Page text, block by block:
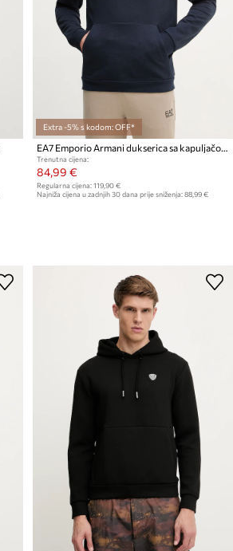
Extra -5% s kodom: OFF*
EA7 Emporio Armani dukserica sa kapuljačom za muškarce od pamuka
Trenutna cijena:
84,99 €
Regularna cijena: 119,90 €
Najniža cijena u zadnjih 30 dana prije sniženja: 88,99 €